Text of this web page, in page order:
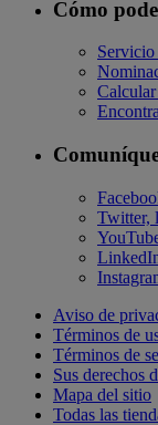
Cómo
Servicio
Twitter,
Aviso de
Términos de
Términos de
Sus derechos
Mapa del sitio
Todas las